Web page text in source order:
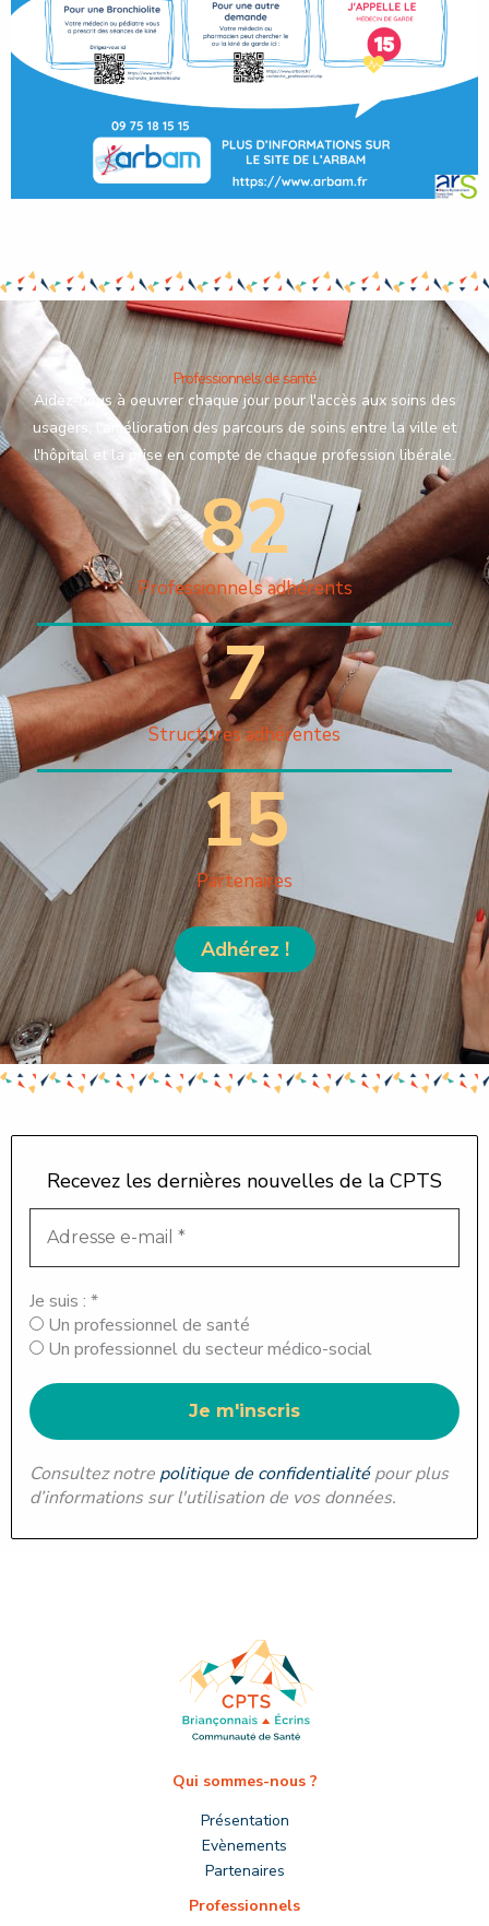
Professionnels de santé
Aidez-nous à oeuvrer chaque jour pour l'accès aux soins des
usagers, l'amélioration des parcours de soins entre la ville et
l'hôpital et la prise en compte de chaque profession libérale.
Professionnels adhérents
82
Structures adhérentes
7
Partenaires
15
Adhérez !
Recevez les dernières nouvelles de la CPTS
Je suis : *
Un professionnel de santé
Un professionnel du secteur médico-social
Consultez notre politique de confidentialitépour plus
d’informations sur l'utilisation de vos données.
Qui sommes-nous ?
Présentation
Evènements
Partenaires
Professionnels